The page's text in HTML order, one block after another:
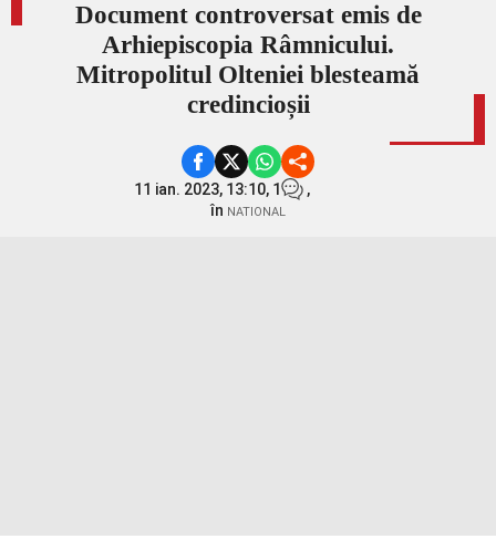
Document controversat emis de
Arhiepiscopia Râmnicului.
Mitropolitul Olteniei blesteamă
credincioșii
11 ian. 2023, 13:10, 1
,
în NATIONAL